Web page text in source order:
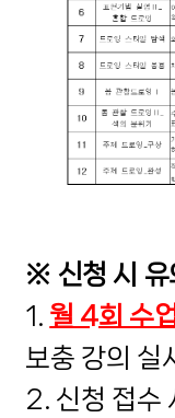
※ 신청 시 유
1. 월 4회 수
보충 강의 실
2. 신청 접수